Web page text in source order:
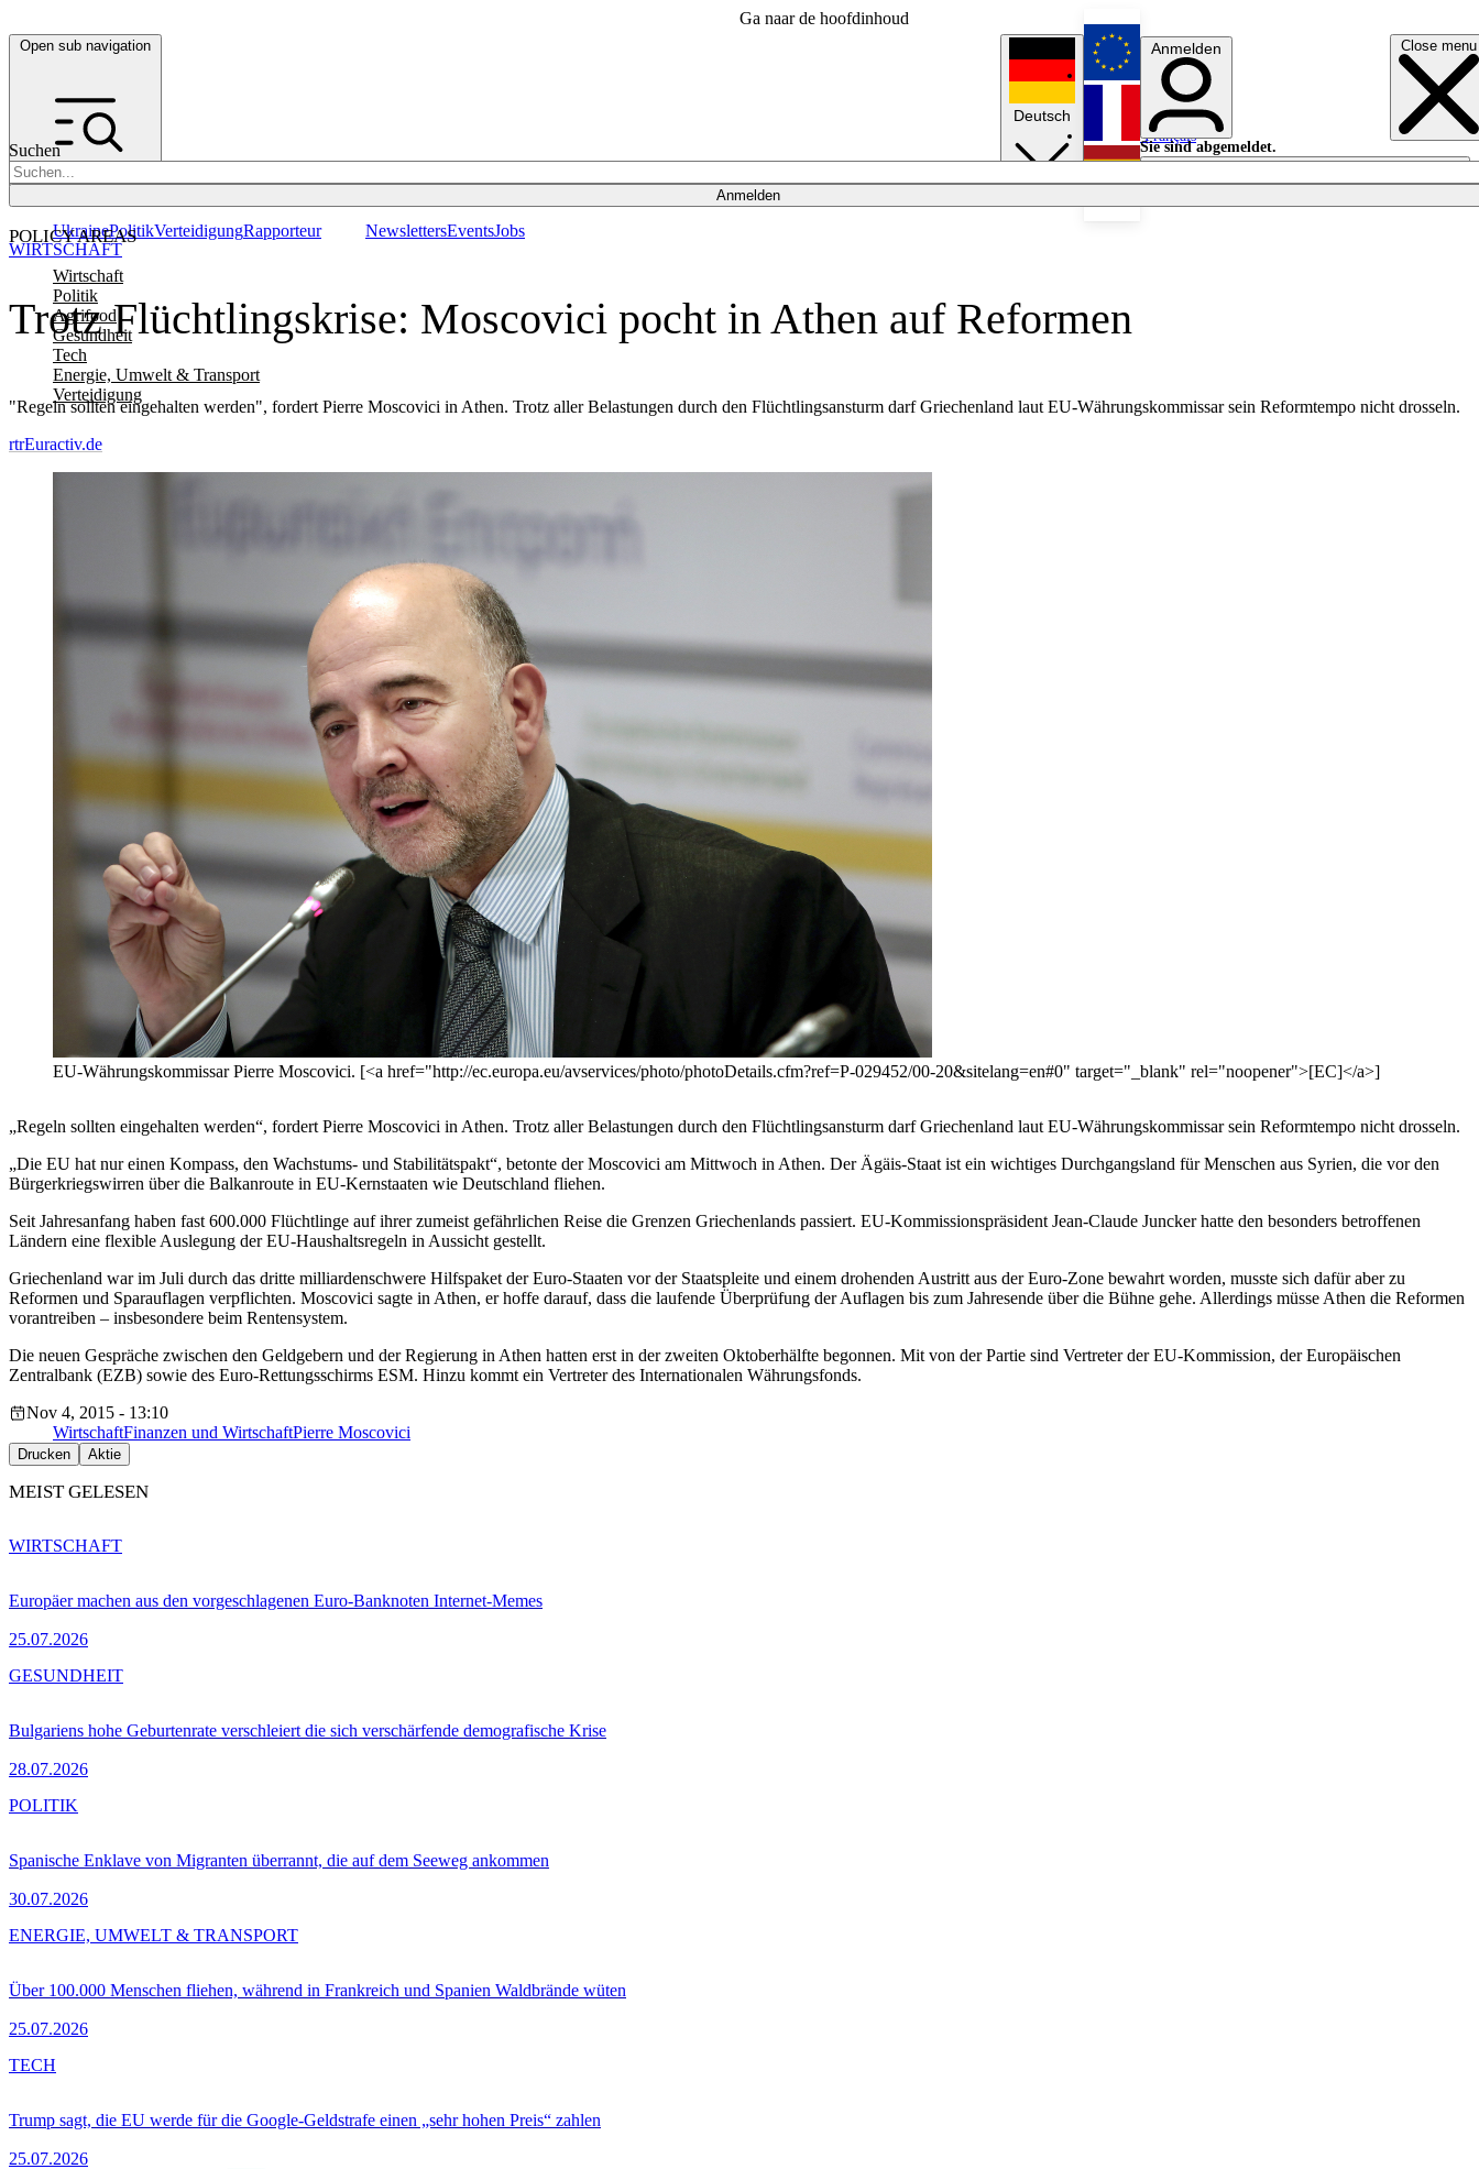
Ga naar de hoofdinhoud
Open sub navigation Close menu
Suchen
Anmelden
POLICY AREAS
Wirtschaft
Politik
Agrifood
Gesundheit
Tech
Energie, Umwelt & Transport
Verteidigung
UkrainePolitikVerteidigungRapporteur NewslettersEventsJobs
Deutsch
English
Français
Anmelden
Sie sind abgemeldet.
Anmelden
Licht aus
Trotz Flüchtlingskrise: Moscovici pocht in Athen auf Reformen
"Regeln sollten eingehalten werden", fordert Pierre Moscovici in Athen. Trotz aller Belastungen durch den Flüchtlingsansturm darf Griechenland laut EU-Währungskommissar sein Reformtempo nicht drosseln.
WIRTSCHAFT
rtrEuractiv.de
EU-Währungskommissar Pierre Moscovici. [<a href="http://ec.europa.eu/avservices/photo/photoDetails.cfm?ref=P-029452/00-20&sitelang=en#0" target="_blank" rel="noopener">[EC]</a>]
„Regeln sollten eingehalten werden“, fordert Pierre Moscovici in Athen. Trotz aller Belastungen durch den Flüchtlingsansturm darf Griechenland laut EU-Währungskommissar sein Reformtempo nicht drosseln.
„Die EU hat nur einen Kompass, den Wachstums- und Stabilitätspakt“, betonte der Moscovici am Mittwoch in Athen. Der Ägäis-Staat ist ein wichtiges Durchgangsland für Menschen aus Syrien, die vor den
Bürgerkriegswirren über die Balkanroute in EU-Kernstaaten wie Deutschland fliehen.
Seit Jahresanfang haben fast 600.000 Flüchtlinge auf ihrer zumeist gefährlichen Reise die Grenzen Griechenlands passiert. EU-Kommissionspräsident Jean-Claude Juncker hatte den besonders betroffenen
Ländern eine flexible Auslegung der EU-Haushaltsregeln in Aussicht gestellt.
Griechenland war im Juli durch das dritte milliardenschwere Hilfspaket der Euro-Staaten vor der Staatspleite und einem drohenden Austritt aus der Euro-Zone bewahrt worden, musste sich dafür aber zu
Reformen und Sparauflagen verpflichten. Moscovici sagte in Athen, er hoffe darauf, dass die laufende Überprüfung der Auflagen bis zum Jahresende über die Bühne gehe. Allerdings müsse Athen die Reformen
vorantreiben – insbesondere beim Rentensystem.
Die neuen Gespräche zwischen den Geldgebern und der Regierung in Athen hatten erst in der zweiten Oktoberhälfte begonnen. Mit von der Partie sind Vertreter der EU-Kommission, der Europäischen
Zentralbank (EZB) sowie des Euro-Rettungsschirms ESM. Hinzu kommt ein Vertreter des Internationalen Währungsfonds.
Nov 4, 2015 - 13:10
WirtschaftFinanzen und WirtschaftPierre Moscovici
Drucken Aktie
MEIST GELESEN
Europäer machen aus den vorgeschlagenen Euro-Banknoten Internet-Memes
25.07.2026
WIRTSCHAFT
Bulgariens hohe Geburtenrate verschleiert die sich verschärfende demografische Krise
28.07.2026
GESUNDHEIT
Spanische Enklave von Migranten überrannt, die auf dem Seeweg ankommen
30.07.2026
POLITIK
Über 100.000 Menschen fliehen, während in Frankreich und Spanien Waldbrände wüten
25.07.2026
ENERGIE, UMWELT & TRANSPORT
Trump sagt, die EU werde für die Google-Geldstrafe einen „sehr hohen Preis“ zahlen
25.07.2026
TECH